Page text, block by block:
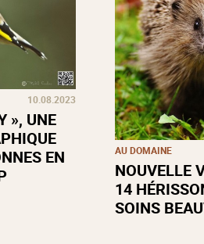
10.08.2023
», UNE
EN
AU DOMAINE
NOUVELLE
14
SOINS